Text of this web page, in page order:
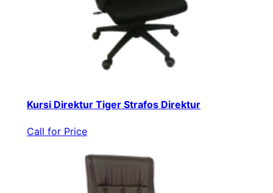
Kursi Direktur Tiger Strafos Direktur
Call for Price